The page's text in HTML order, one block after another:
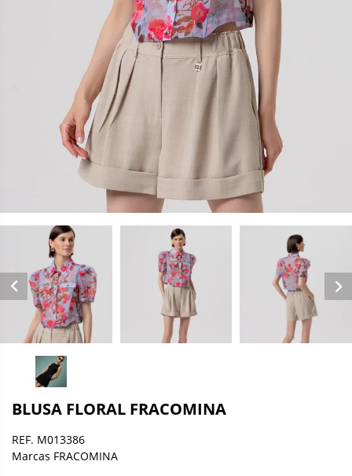
BLUSA FLORAL FRACOMINA
REF. M013386
Marcas FRACOMINA